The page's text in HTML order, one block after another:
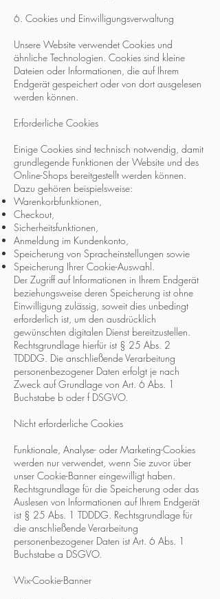
6. Cookies und Einwilligungsverwaltung
Unsere Website verwendet Cookies und
ähnliche Technologien. Cookies sind kleine
Dateien oder Informationen, die auf Ihrem
Endgerät gespeichert oder von dort ausgelesen
werden können.
Erforderliche Cookies
Einige Cookies sind technisch notwendig, damit
grundlegende Funktionen der Website und des
Online-Shops bereitgestellt werden können.
Dazu gehören beispielsweise:
Warenkorbfunktionen,
Checkout,
Sicherheitsfunktionen,
Anmeldung im Kundenkonto,
Speicherung von Spracheinstellungen sowie
Speicherung Ihrer Cookie-Auswahl.
Der Zugriff auf Informationen in Ihrem Endgerät
beziehungsweise deren Speicherung ist ohne
Einwilligung zulässig, soweit dies unbedingt
erforderlich ist, um den ausdrücklich
gewünschten digitalen Dienst bereitzustellen.
Rechtsgrundlage hierfür ist § 25 Abs. 2
TDDDG. Die anschließende Verarbeitung
personenbezogener Daten erfolgt je nach
Zweck auf Grundlage von Art. 6 Abs. 1
Buchstabe b oder f DSGVO.
Nicht erforderliche Cookies
Funktionale, Analyse- oder Marketing-Cookies
werden nur verwendet, wenn Sie zuvor über
unser Cookie-Banner eingewilligt haben.
Rechtsgrundlage für die Speicherung oder das
Auslesen von Informationen auf Ihrem Endgerät
ist § 25 Abs. 1 TDDDG. Rechtsgrundlage für
die anschließende Verarbeitung
personenbezogener Daten ist Art. 6 Abs. 1
Buchstabe a DSGVO.
Wix-Cookie-Banner